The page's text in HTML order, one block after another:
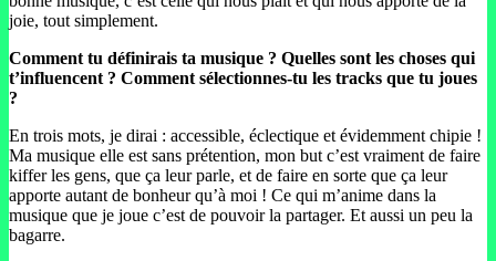
joie, tout simplement.
Comment tu définirais ta musique ? Quelles sont les choses qui
t’influencent ? Comment sélectionnes-tu les tracks que tu joues
?
En trois mots, je dirai : accessible, éclectique et évidemment chipie !
Ma musique elle est sans prétention, mon but c’est vraiment de faire
kiffer les gens, que ça leur parle, et de faire en sorte que ça leur
apporte autant de bonheur qu’à moi ! Ce qui m’anime dans la
musique que je joue c’est de pouvoir la partager. Et aussi un peu la
bagarre.